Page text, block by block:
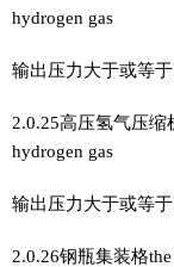
hydrogen gas
输出压力大于或等于
2.0.25高压氢气压缩
hydrogen gas
输出压力大于或等于
2.0.26钢瓶集装格